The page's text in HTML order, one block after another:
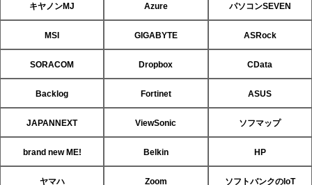
キヤノンMJ Azure パソコンSEVEN
MSI GIGABYTE ASRock
SORACOM Dropbox CData
Backlog Fortinet ASUS
JAPANNEXT ViewSonic ソフマップ
brand new ME! Belkin HP
ヤマハ Zoom ソフトバンクのIoT